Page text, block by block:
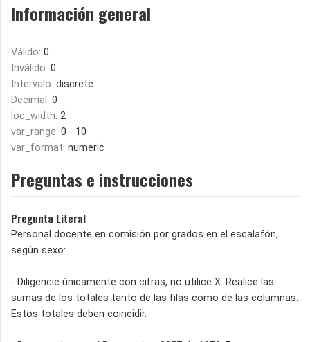
Información general
Válido: 0
Inválido: 0
Intervalo: discrete
Decimal: 0
loc_width: 2
var_range: 0 - 10
var_format: numeric
Preguntas e instrucciones
Pregunta Literal
Personal docente en comisión por grados en el escalafón,
según sexo:
- Diligencie únicamente con cifras, no utilice X. Realice las
sumas de los totales tanto de las filas como de las columnas.
Estos totales deben coincidir.